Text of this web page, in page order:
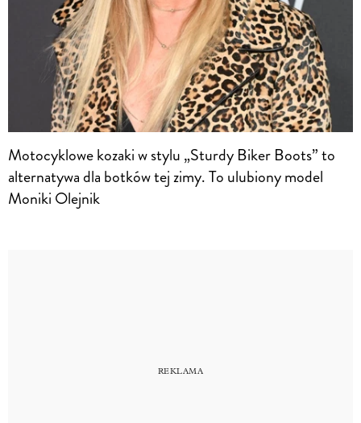
Motocyklowe kozaki w stylu „Sturdy Biker Boots” to
alternatywa dla botków tej zimy. To ulubiony model
Moniki Olejnik